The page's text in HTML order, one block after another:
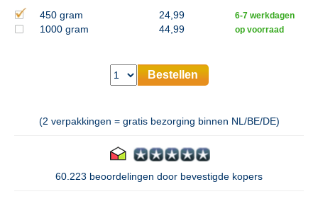
450 gram 24,99 6-7 werkdagen
1000 gram 44,99 op voorraad
Bestellen
(2 verpakkingen = gratis bezorging binnen NL/BE/DE)
60.223 beoordelingen door bevestigde kopers